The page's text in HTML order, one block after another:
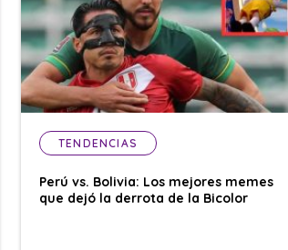
TENDENCIAS
Perú vs. Bolivia: Los mejores memes
que dejó la derrota de la Bicolor